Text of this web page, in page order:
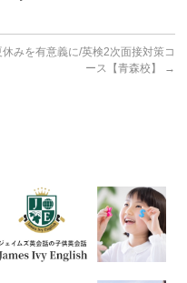
休みを有意義に/英検2次面接対策コ
ース【青森校】
→